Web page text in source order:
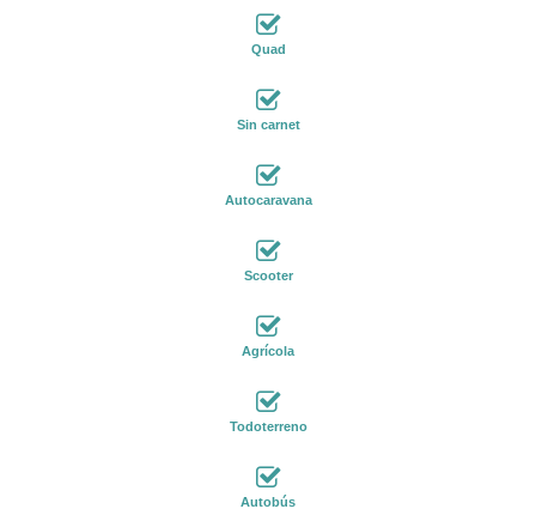
Quad
Sin carnet
Autocaravana
Scooter
Agrícola
Todoterreno
Autobús